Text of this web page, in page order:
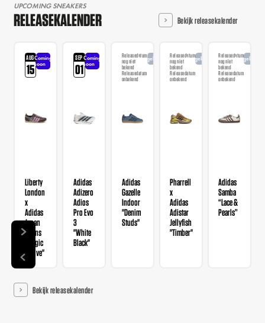
UPCOMING SNEAKERS
RELEASEKALENDER Bekijk releasekalender
AUG
15
Coming
soon
Liberty
London
x
Adidas
Japan
Wmns
"Magic
Mauve"
SEP
01
Coming
soon
Adidas
Adizero
Adios
Pro Evo
3
"White
Black"
Releasedatum
nog niet
bekend
Releasedatum
onbekend
Aangekondigd
Adidas
Gazelle
Indoor
"Denim
Studs"
Releasedatum
nog niet
bekend
Releasedatum
onbekend
Aangekondigd
Pharrell
x
Adidas
Adistar
Jellyfish
"Timber"
Releasedatum
nog niet
bekend
Releasedatum
onbekend
Adidas
Samba
“Lace &
Pearls”
Bekijk releasekalender